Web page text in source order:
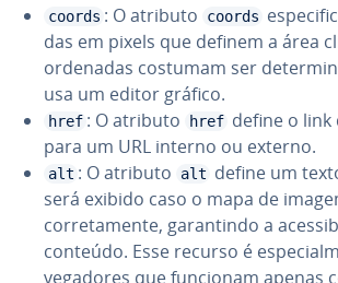
coords : O atributo coords
das em pixels que definem a área
or­de­na­das costumam ser
usa um editor gráfico.
href : O atributo href define o link
para um URL interno ou externo.
alt : O atributo alt define um
será exibido caso o mapa de
cor­re­ta­mente, ga­ran­tindo a
conteúdo. Esse recurso é
ve­ga­do­res que funcionam apenas